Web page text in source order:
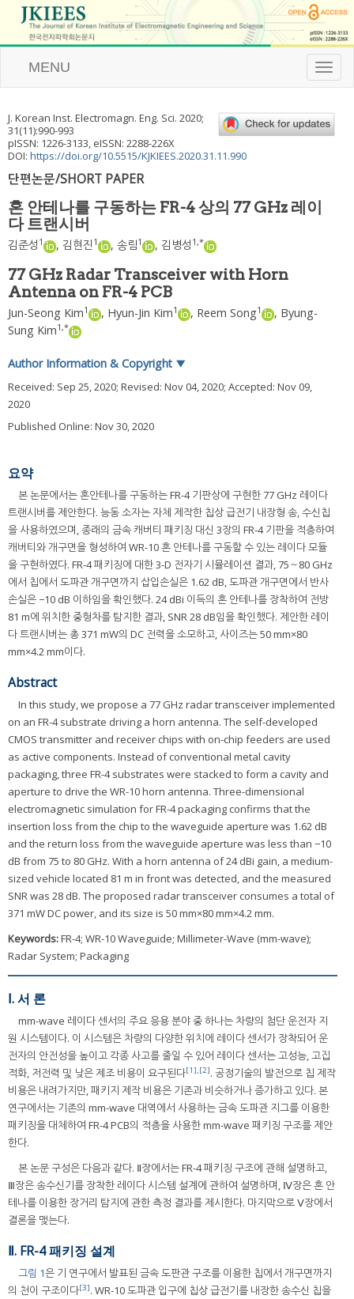
T
o
l
e
MENU
J. Korean Inst. Electromagn. Eng. Sci. 2020;
31(11):990-993
pISSN: 1226-3133, eISSN: 2288-226X
DOI: https://doi.org/10.5515/KJKIEES.2020.31.11.990
단편논문/SHORT PAPER
혼 안테나를 구동하는 FR-4 상의 77 GHz 레이
다 트랜시버
김준성 1 , 김현진 1 , 송림1 , 김병성 1,*
77 GHz Radar Transceiver with Horn
Antenna on FR-4 PCB
Jun-Seong Kim1 , Hyun-Jin Kim1 , Reem Song1 , Byung-
Sung Kim1,*
Author Information & Copyright ▼
Received: Sep 25, 2020; Revised: Nov 04, 2020; Accepted: Nov 09,
2020
Published Online: Nov 30, 2020
요약
본 논문에서는 혼안테나를 구동하는 FR-4 기판상에 구현한 77 GHz 레이다
트랜시버를 제안한다. 능동 소자는 자체 제작한 칩상 급전기 내장형 송, 수신칩
을 사용하였으며, 종래의 금속 캐버티 패키징 대신 3장의 FR-4 기판을 적층하여
캐버티와 개구면을 형성하여 WR-10 혼 안테나를 구동할 수 있는 레이다 모듈
을 구현하였다. FR-4 패키징에 대한 3-D 전자기 시뮬레이션 결과, 75～80 GHz
에서 칩에서 도파관 개구면까지 삽입손실은 1.62 dB, 도파관 개구면에서 반사
손실은 −10 dB 이하임을 확인했다. 24 dBi 이득의 혼 안테나를 장착하여 전방
81 m에 위치한 중형차를 탐지한 결과, SNR 28 dB임을 확인했다. 제안한 레이
다 트랜시버는 총 371 mW의 DC 전력을 소모하고, 사이즈는 50 mm×80
mm×4.2 mm이다.
Abstract
In this study, we propose a 77 GHz radar transceiver implemented
on an FR-4 substrate driving a horn antenna. The self-developed
CMOS transmitter and receiver chips with on-chip feeders are used
as active components. Instead of conventional metal cavity
packaging, three FR-4 substrates were stacked to form a cavity and
aperture to drive the WR-10 horn antenna. Three-dimensional
electromagnetic simulation for FR-4 packaging confirms that the
insertion loss from the chip to the waveguide aperture was 1.62 dB
and the return loss from the waveguide aperture was less than −10
dB from 75 to 80 GHz. With a horn antenna of 24 dBi gain, a medium-
sized vehicle located 81 m in front was detected, and the measured
SNR was 28 dB. The proposed radar transceiver consumes a total of
371 mW DC power, and its size is 50 mm×80 mm×4.2 mm.
Keywords:FR-4; WR-10 Waveguide; Millimeter-Wave (mm-wave);
Radar System; Packaging
Ⅰ. 서 론
mm-wave 레이다 센서의 주요 응용 분야 중 하나는 차량의 첨단 운전자 지
원 시스템이다. 이 시스템은 차량의 다양한 위치에 레이다 센서가 장착되어 운
전자의 안전성을 높이고 각종 사고를 줄일 수 있어 레이다 센서는 고성능, 고집
적화, 저전력 및 낮은 제조 비용이 요구된다[1],[2]. 공정기술의 발전으로 칩 제작
비용은 내려가지만, 패키지 제작 비용은 기존과 비슷하거나 증가하고 있다. 본
연구에서는 기존의 mm-wave 대역에서 사용하는 금속 도파관 지그를 이용한
패키징을 대체하여 FR-4 PCB의 적층을 사용한 mm-wave 패키징 구조를 제안
한다.
본 논문 구성은 다음과 같다. Ⅱ장에서는 FR-4 패키징 구조에 관해 설명하고,
Ⅲ장은 송수신기를 장착한 레이다 시스템 설계에 관하여 설명하며, Ⅳ장은 혼 안
테나를 이용한 장거리 탐지에 관한 측정 결과를 제시한다. 마지막으로 Ⅴ장에서
결론을 맺는다.
Ⅱ. FR-4 패키징 설계
그림 1은 기 연구에서 발표된 금속 도판관 구조를 이용한 칩에서 개구면까지
의 천이 구조이다[3]. WR-10 도파관 입구에 칩상 급전기를 내장한 송수신 칩을